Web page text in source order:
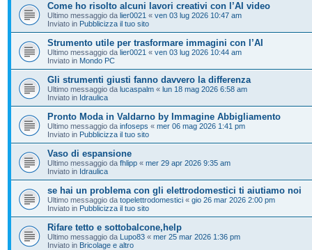
Come ho risolto alcuni lavori creativi con l’AI video
Ultimo messaggio da lier0021 « ven 03 lug 2026 10:47 am
Inviato in Pubblicizza il tuo sito
Strumento utile per trasformare immagini con l’AI
Ultimo messaggio da lier0021 « ven 03 lug 2026 10:44 am
Inviato in Mondo PC
Gli strumenti giusti fanno davvero la differenza
Ultimo messaggio da lucaspalm « lun 18 mag 2026 6:58 am
Inviato in Idraulica
Pronto Moda in Valdarno by Immagine Abbigliamento
Ultimo messaggio da infoseps « mer 06 mag 2026 1:41 pm
Inviato in Pubblicizza il tuo sito
Vaso di espansione
Ultimo messaggio da fhlipp « mer 29 apr 2026 9:35 am
Inviato in Idraulica
se hai un problema con gli elettrodomestici ti aiutiamo noi
Ultimo messaggio da topelettrodomestici « gio 26 mar 2026 2:00 pm
Inviato in Pubblicizza il tuo sito
Rifare tetto e sottobalcone,help
Ultimo messaggio da Lupo83 « mer 25 mar 2026 1:36 pm
Inviato in Bricolage e altro